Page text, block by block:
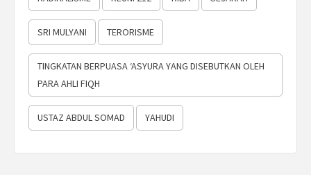
SRI MULYANI TERORISME
TINGKATAN BERPUASA ‘ASYURA YANG DISEBUTKAN OLEH
PARA AHLI FIQH
USTAZ ABDUL SOMAD YAHUDI